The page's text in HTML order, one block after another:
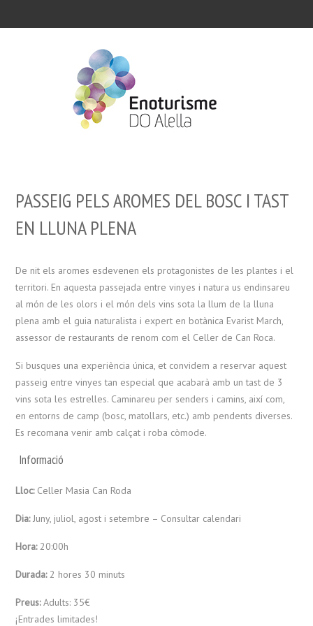
PASSEIG PELS AROMES DEL BOSC I TAST
EN LLUNA PLENA
De nit els aromes esdevenen els protagonistes de les plantes i el
territori. En aquesta passejada entre vinyes i natura us endinsareu
al món de les olors i el món dels vins sota la llum de la lluna
plena amb el guia naturalista i expert en botànica Evarist March,
assessor de restaurants de renom com el Celler de Can Roca.
Si busques una experiència única, et convidem a reservar aquest
passeig entre vinyes tan especial que acabarà amb un tast de 3
vins sota les estrelles. Caminareu per senders i camins, així com,
en entorns de camp (bosc, matollars, etc.) amb pendents diverses.
Es recomana venir amb calçat i roba còmode.
Informació
Lloc:Celler Masia Can Roda
Dia:Juny, juliol, agost i setembre – Consultar calendari
Hora:20:00h
Durada:2 hores 30 minuts
Preus:Adults: 35€
¡Entrades limitades!